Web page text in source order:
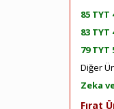
85
83
79
Diğer
Zeka
Fırat